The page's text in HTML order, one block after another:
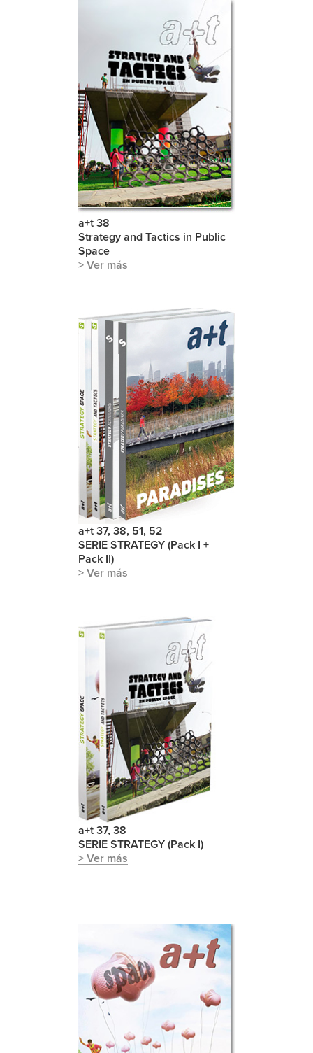
a+t 38
Strategy and Tactics in Public
Space
> Ver más
a+t 37, 38, 51, 52
SERIE STRATEGY (Pack I +
Pack II)
> Ver más
a+t 37, 38
SERIE STRATEGY (Pack I)
> Ver más